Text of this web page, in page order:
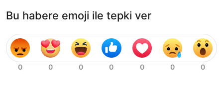
Bu habere emoji ile tepki ver